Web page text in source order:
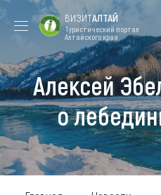
Форум VISIT
ALTAI
Цветение
маральника
Туры
Где побывать
ВИЗИТАЛТАЙ
Туристический портал
Алтайского края
Алексей
о